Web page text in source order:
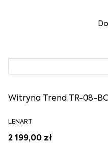
Witryna Trend TR-08-
LENART
2 199,00 zł